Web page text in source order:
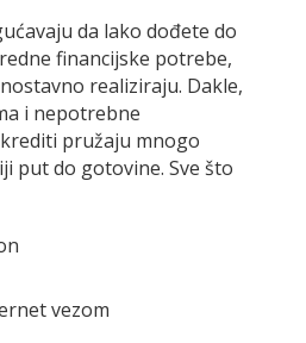
da lako dođete do
financijske potrebe,
realiziraju. Dakle,
i nepotrebne
pružaju mnogo
put do gotovine. Sve što
vezom